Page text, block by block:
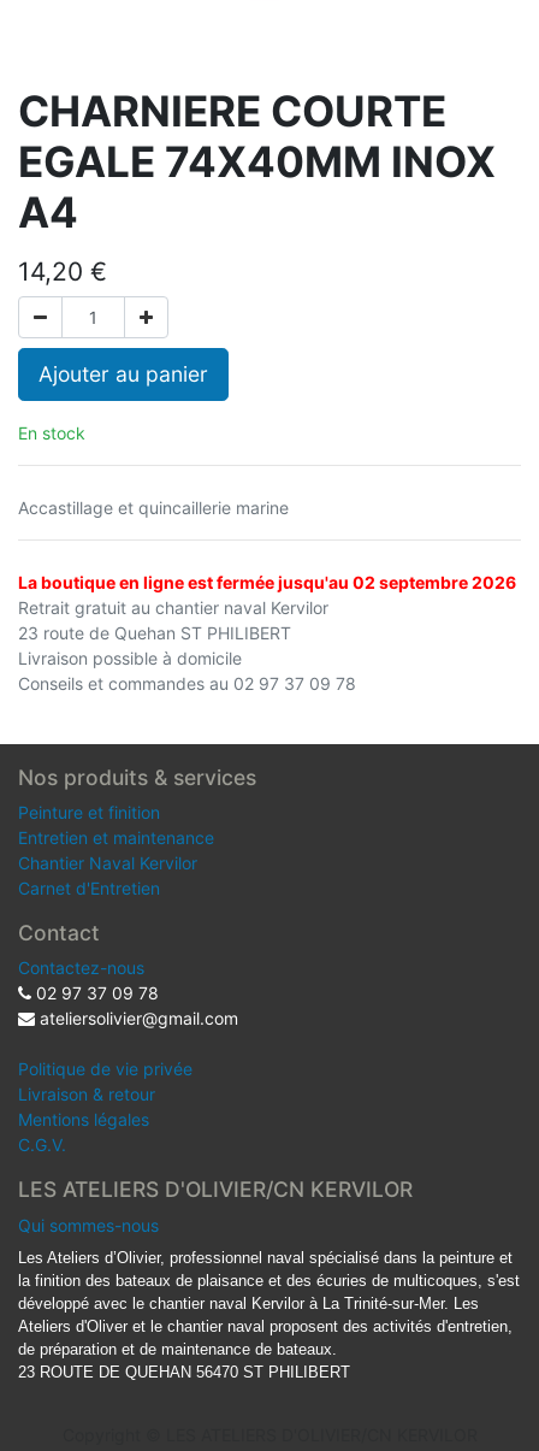
CHARNIERE COURTE
EGALE 74X40MM INOX
A4
14,20 €
Ajouter au panier
En stock
Accastillage et quincaillerie marine
La boutique en ligne est fermée jusqu'au 02 septembre 2026
Retrait gratuit au chantier naval Kervilor
23 route de Quehan ST PHILIBERT
Livraison possible à domicile
Conseils et commandes au 02 97 37 09 78
Nos produits & services
Peinture et finition
Entretien et maintenance
Chantier Naval Kervilor
Carnet d'Entretien
Contact
Contactez-nous
02 97 37 09 78
ateliersolivier@gmail.com
Politique de vie privée
Livraison & retour
Mentions légales
C.G.V.
LES ATELIERS D'OLIVIER/CN KERVILOR
Qui sommes-nous
Les Ateliers d’Olivier, professionnel naval spécialisé dans la peinture et
la finition des bateaux de plaisance et des écuries de multicoques, s'est
développé avec le chantier naval Kervilor à La Trinité-sur-Mer. Les
Ateliers d'Oliver et le chantier naval proposent des activités d'entretien,
de préparation et de maintenance de bateaux.
23 ROUTE DE QUEHAN 56470 ST PHILIBERT